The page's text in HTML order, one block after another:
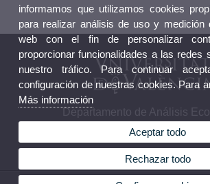
Departamento de Análisis
informamos que utilizamos cookies
para realizar análisis de uso y medición
web con el fin de personalizar
proporcionar funcionalidades a las redes
nuestro tráfico. Para continuar
configuración de nuestras cookies. Para
Más información
Aceptar todo
Rechazar todo